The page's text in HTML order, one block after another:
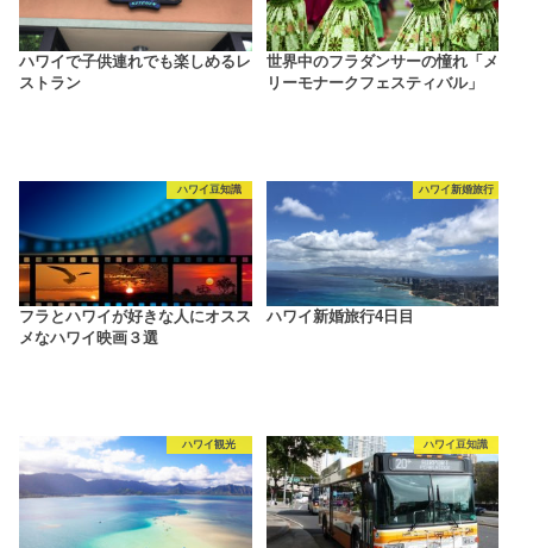
ハワイで子供連れでも楽しめるレ
ストラン
世界中のフラダンサーの憧れ「メ
リーモナークフェスティバル」
ハワイ豆知識
フラとハワイが好きな人にオスス
メなハワイ映画３選
ハワイ新婚旅行
ハワイ新婚旅行4日目
ハワイ観光 ハワイ豆知識